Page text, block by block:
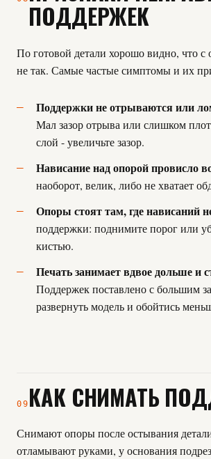
ПОДДЕРЖЕК
По готовой детали хорошо видно, что с
не так. Самые частые симптомы и их
Поддержки не отрываются или
Мал зазор отрыва или слишком
слой - увеличьте зазор.
Нависание над опорой провисло
наоборот, велик, либо не хватает
Опоры стоят там, где нависаний
поддержки: поднимите порог или
кистью.
Печать занимает вдвое дольше и
Поддержек поставлено с большим
развернуть модель и обойтись
09 КАК СНИМАТЬ
Снимают опоры после остывания
отламывают руками, у основания